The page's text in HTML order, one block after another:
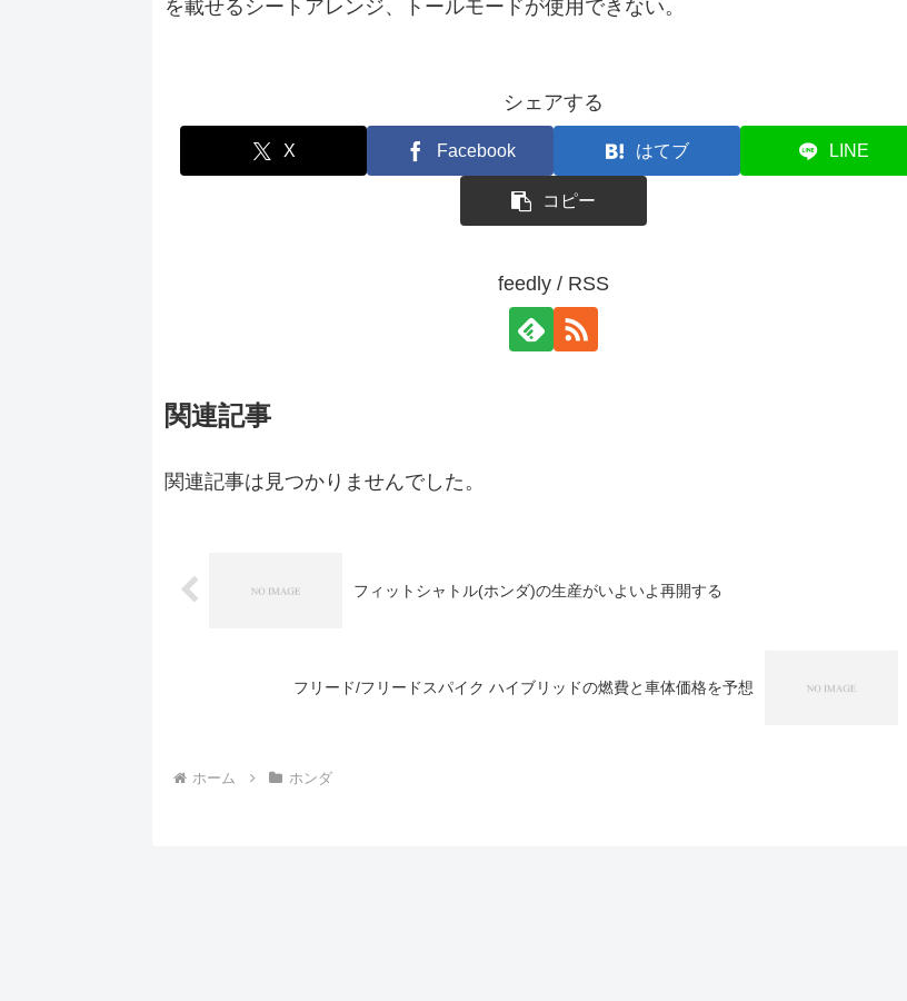
を載せるシートアレンジ、トールモードが使用できない。
シェアする
X Facebook はてブ LINE
コピー
feedly / RSS
関連記事
関連記事は見つかりませんでした。
フィットシャトル(ホンダ)の生産がいよいよ再開する
フリード/フリードスパイク ハイブリッドの燃費と車体価格を予想
ホーム ホンダ